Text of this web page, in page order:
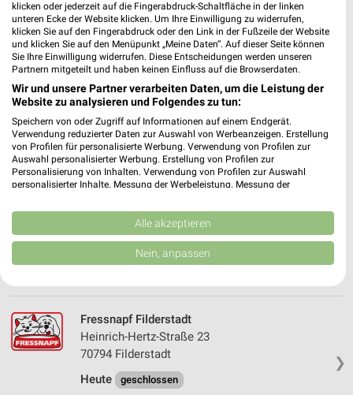
518,71 km
Fressnapf Stuttgart-Wangen
Ulmer Straße 199
70327 Stuttgart
Heute
geschlossen
509,20 km • Angebote: 1 Prospekt
❯
Fressnapf Winnenden
71364 Winnenden
geschlossen
❯
Fressnapf Filderstadt
Heinrich-Hertz-Straße 23
70794 Filderstadt
Heute
geschlossen
klicken oder jederzeit auf die Fingerabdruck-Schaltfläche in der linken
unteren Ecke der Website klicken. Um Ihre Einwilligung zu widerrufen,
klicken Sie auf den Fingerabdruck oder den Link in der Fußzeile der Website
und klicken Sie auf den Menüpunkt „Meine Daten“. Auf dieser Seite können
Sie Ihre Einwilligung widerrufen. Diese Entscheidungen werden unseren
Partnern mitgeteilt und haben keinen Einfluss auf die Browserdaten.
Wir und unsere Partner verarbeiten Daten, um die Leistung der
Website zu analysieren und Folgendes zu tun:
Speichern von oder Zugriff auf Informationen auf einem Endgerät.
Verwendung reduzierter Daten zur Auswahl von Werbeanzeigen. Erstellung
von Profilen für personalisierte Werbung. Verwendung von Profilen zur
Auswahl personalisierter Werbung. Erstellung von Profilen zur
Personalisierung von Inhalten. Verwendung von Profilen zur Auswahl
personalisierter Inhalte. Messung der Werbeleistung. Messung der
Kombinationen von Daten aus verschiedenen Quellen. Entwicklung und
Verbesserung der Angebote. Verwendung reduzierter Daten zur Auswahl
von Inhalten.
Daten können außerhalb der Europäischen Union weitergegeben und in die
USA gesendet werden.
Website/App.
Partnerliste anzeigen (1 IAB-Anbieter)
Wir nutzen Ihre Daten für folgende Zwecke:
IAB-Verarbeitungszwecke:
Speichern von oder Zugriff auf Informationen
auf einem Endgerät
Alle akzeptieren
Nein, anpassen